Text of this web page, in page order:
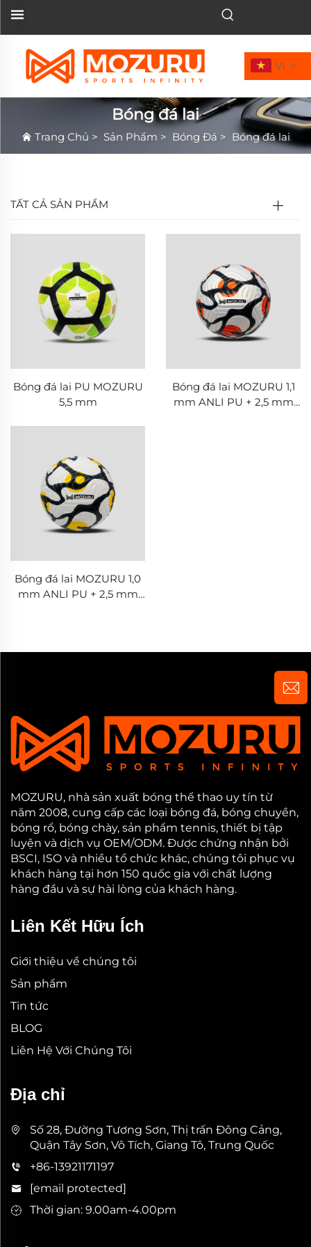
VI
Bóng đá lai
Trang Chủ > Sản Phẩm > Bóng Đá > Bóng đá lai
TẤT CẢ SẢN PHẨM
Bóng đá lai PU MOZURU
5,5 mm
Bóng đá lai MOZURU 1,1
mm ANLI PU + 2,5 mm
Bóng đá lai MOZURU 1,0
mm ANLI PU + 2,5 mm
MOZURU, nhà sản xuất bóng thể thao uy tín từ
năm 2008, cung cấp các loại bóng đá, bóng chuyền,
bóng rổ, bóng chày, sản phẩm tennis, thiết bị tập
luyện và dịch vụ OEM/ODM. Được chứng nhận bởi
BSCI, ISO và nhiều tổ chức khác, chúng tôi phục vụ
khách hàng tại hơn 150 quốc gia với chất lượng
hàng đầu và sự hài lòng của khách hàng.
Liên Kết Hữu Ích
Giới thiệu về chúng tôi
Sản phẩm
Tin tức
BLOG
Liên Hệ Với Chúng Tôi
Địa chỉ
Số 28, Đường Tương Sơn, Thị trấn Đông Cảng,
Quận Tây Sơn, Vô Tích, Giang Tô, Trung Quốc
+86-13921171197
[email protected]
Thời gian: 9.00am-4.00pm